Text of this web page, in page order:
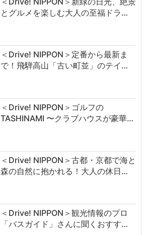
とグルメを楽しむ大人の至福ドラ…
＜Drive! NIPPON＞定番から最新ま
で！飛騨高山「古い町並」のテイ…
＜Drive! NIPPON＞ゴルフの
TASHINAMI 〜クラブハウスが豪華…
＜Drive! NIPPON＞古都・京都で海と
森の自然に抱かれる！大人の休日…
＜Drive! NIPPON＞観光情報のプロ
「バスガイド」さんに聞くおすす…